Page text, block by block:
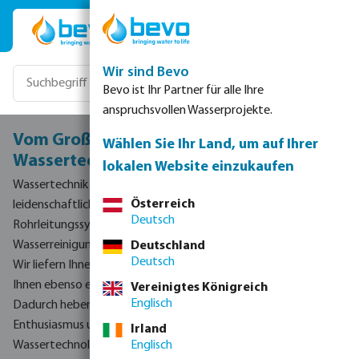
Zum Hauptinhalt springen
Vom Großhändler zum Experten in der
Wassertechnik
Wassertechnik ist unsere Passion. Wir unterstützen Sie
leidenschaftlich gerne in allen Fragen rund um
Rohrleitungssystemen, Bewässerung, Wassererneuerung,
Wasserreinigung und geothermischer Energie.
Wir liefern Ihnen nicht nur Produkte und Systeme - wir bieten
Ihnen ebenso einen kompletten Lösungsansatz Ihrer Anfrage.
Dadurch heben wir uns durch unser Engagement, unseren
Enthusiasmus und unsere Vorreiterrolle in der
Wassertechnologie von der Masse ab.
Wir sind Bevo
Bevo ist Ihr Partner für alle Ihre
anspruchsvollen Wasserprojekte.
Wählen Sie Ihr Land, um auf Ihrer
lokalen Website einzukaufen
Österreich
Deutsch
Deutschland
Deutsch
Vereinigtes Königreich
Englisch
Irland
Englisch